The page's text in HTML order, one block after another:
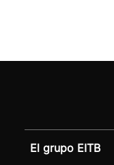
El grupo EITB